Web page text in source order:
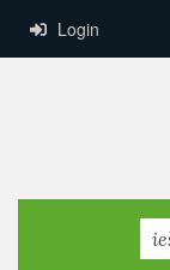
Login